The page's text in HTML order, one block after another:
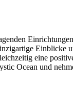
Einblicke
eine
Ocean und